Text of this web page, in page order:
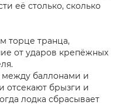
её столько, сколько
торце транца,
от ударов крепёжных
между баллонами и
отсекают брызги и
лодка сбрасывает